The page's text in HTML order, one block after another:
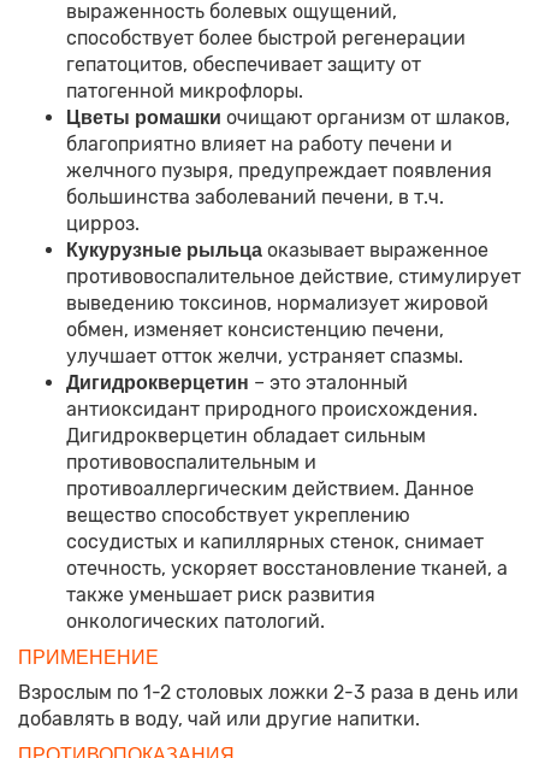
выраженность болевых ощущений,
способствует более быстрой регенерации
гепатоцитов, обеспечивает защиту от
патогенной микрофлоры.
Цветы ромашки очищают организм от шлаков,
благоприятно влияет на работу печени и
желчного пузыря, предупреждает появления
большинства заболеваний печени, в т.ч.
цирроз.
Кукурузные рыльца оказывает выраженное
противовоспалительное действие, стимулирует
выведению токсинов, нормализует жировой
обмен, изменяет консистенцию печени,
улучшает отток желчи, устраняет спазмы.
Дигидрокверцетин – это эталонный
антиоксидант природного происхождения.
Дигидрокверцетин обладает сильным
противовоспалительным и
противоаллергическим действием. Данное
вещество способствует укреплению
сосудистых и капиллярных стенок, снимает
отечность, ускоряет восстановление тканей, а
также уменьшает риск развития
онкологических патологий.
ПРИМЕНЕНИЕ
Взрослым по 1-2 столовых ложки 2-3 раза в день или
добавлять в воду, чай или другие напитки.